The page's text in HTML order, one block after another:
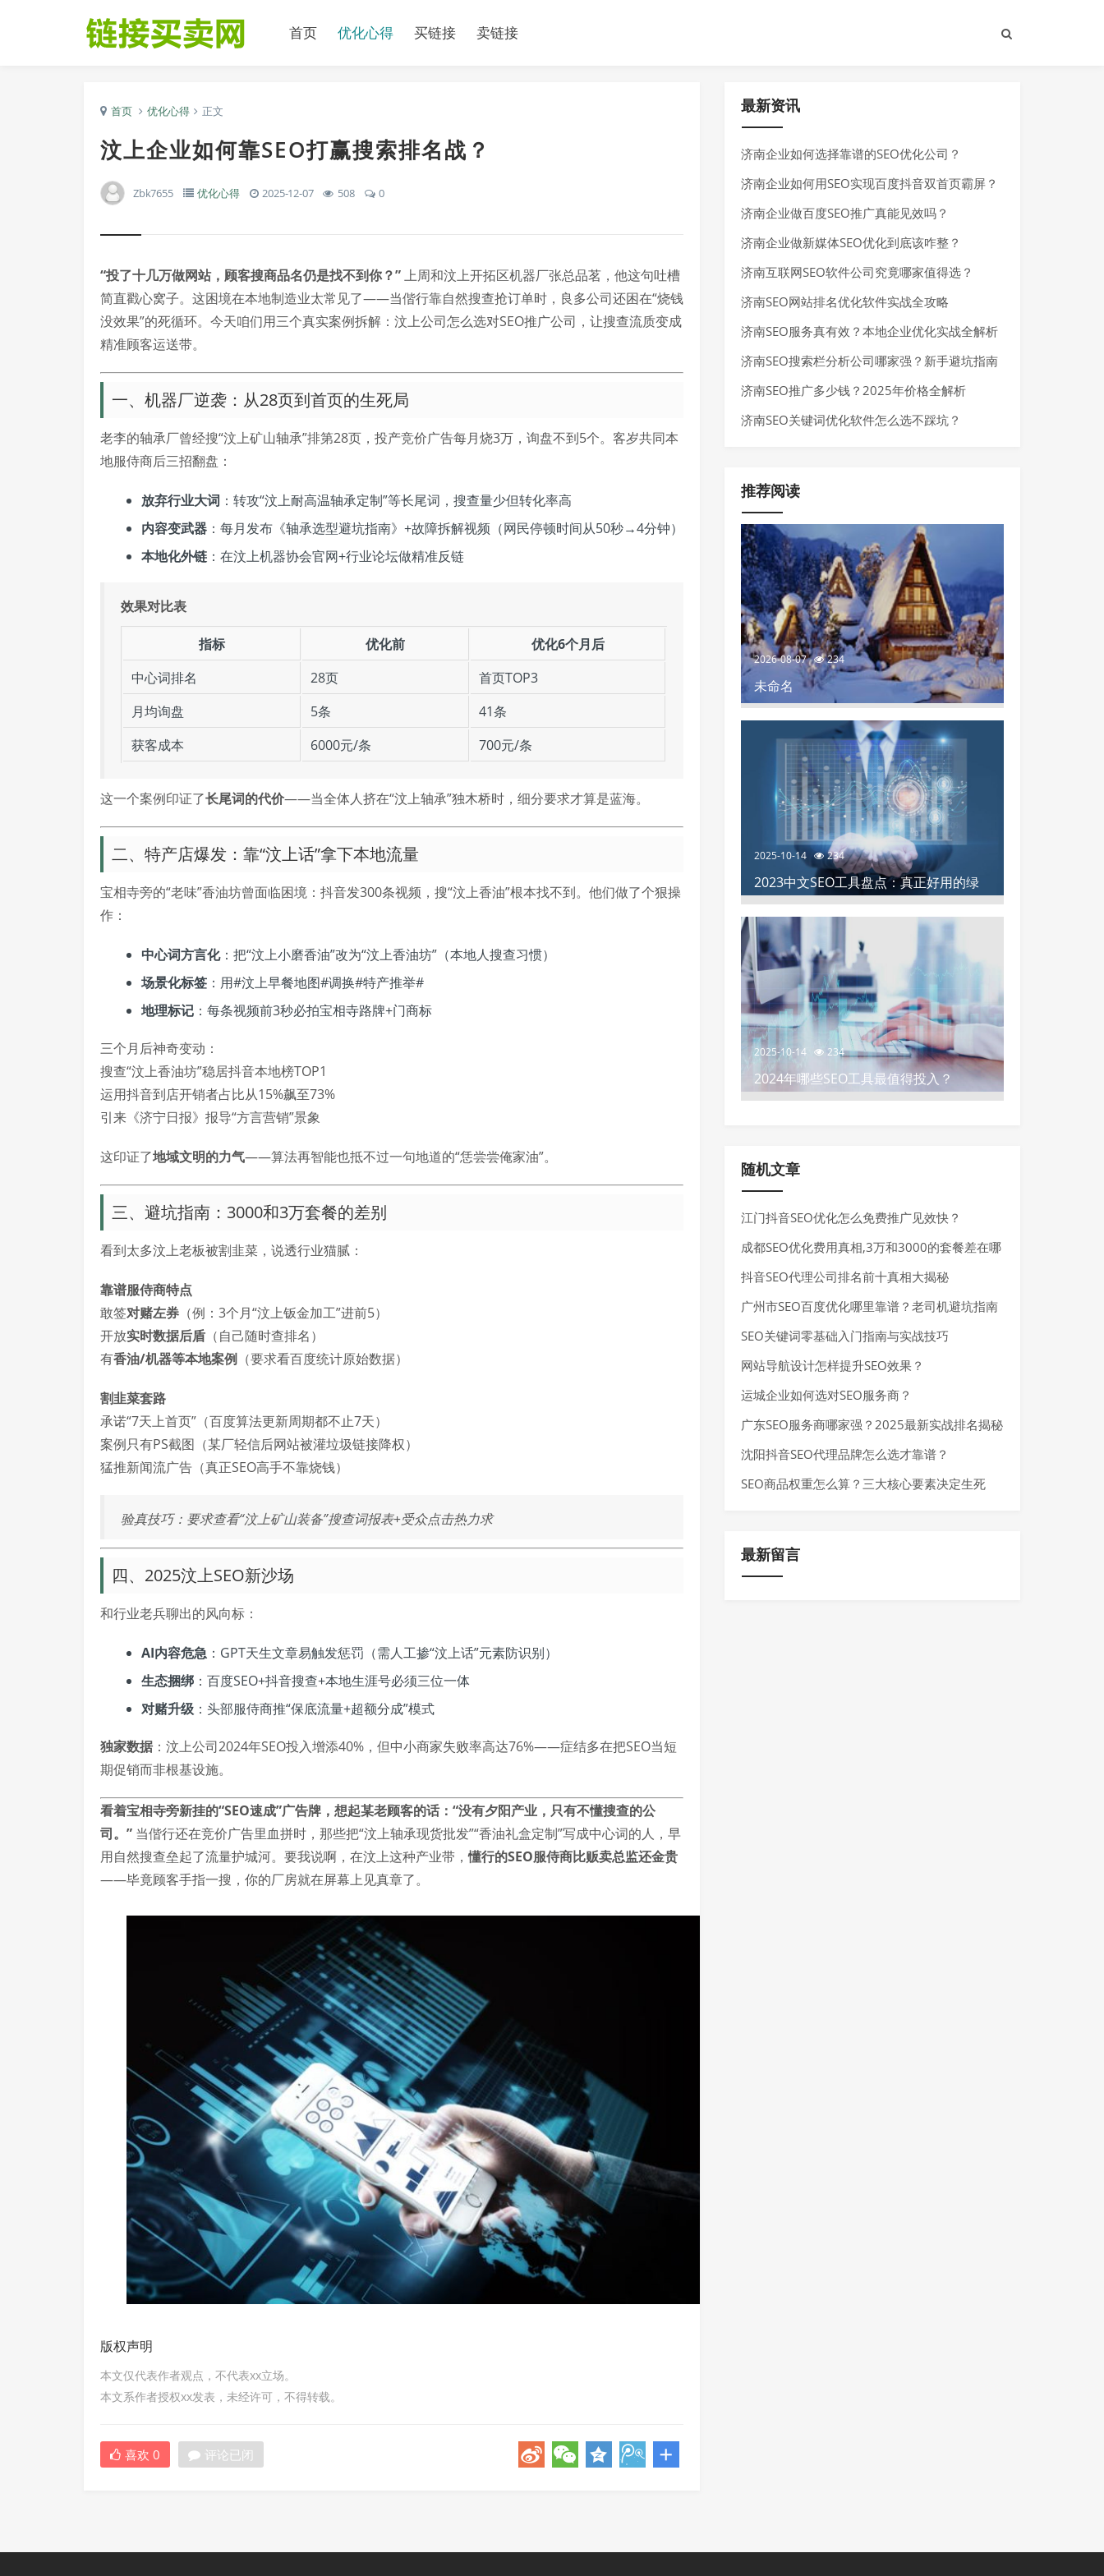
首页 优化心得 买链接 卖链接
首页 优化心得 正文
汶上企业如何靠SEO打赢搜索排名战？
Zbk7655 优化心得 2025-12-07 508 0
“投了十几万做网站，顾客搜商品名仍是找不到你？”上周和汶上开拓区机器厂张总品茗，他这句吐槽
简直戳心窝子。这困境在本地制造业太常见了——当偕行靠自然搜查抢订单时，良多公司还困在“烧钱
没效果”的死循环。今天咱们用三个真实案例拆解：汶上公司怎么选对SEO推广公司，让搜查流质变成
精准顾客运送带。
一、机器厂逆袭：从28页到首页的生死局
老李的轴承厂曾经搜“汶上矿山轴承”排第28页，投产竞价广告每月烧3万，询盘不到5个。客岁共同本
地服侍商后三招翻盘：
放弃行业大词 ：转攻“汶上耐高温轴承定制”等长尾词，搜查量少但转化率高
内容变武器 ：每月发布《轴承选型避坑指南》+故障拆解视频（网民停顿时间从50秒→4分钟）
本地化外链 ：在汶上机器协会官网+行业论坛做精准反链
效果对比表
指标 优化前
优化6个月后
中心词排名
28页
首页TOP3
月均询盘
5条
41条
获客成本
6000元/条 700元/条
这一个案例印证了长尾词的代价——当全体人挤在“汶上轴承”独木桥时，细分要求才算是蓝海。
二、特产店爆发：靠“汶上话”拿下本地流量
宝相寺旁的“老味”香油坊曾面临困境：抖音发300条视频，搜“汶上香油”根本找不到。他们做了个狠操
作：
中心词方言化：把“汶上小磨香油”改为“汶上香油坊”（本地人搜查习惯）
场景化标签 ：用#汶上早餐地图#调换#特产推举#
地理标记 ：每条视频前3秒必拍宝相寺路牌+门商标
三个月后神奇变动：
搜查“汶上香油坊”稳居抖音本地榜TOP1
运用抖音到店开销者占比从15%飙至73%
引来《济宁日报》报导“方言营销”景象
这印证了地域文明的力气——算法再智能也抵不过一句地道的“恁尝尝俺家油”。
三、避坑指南：3000和3万套餐的差别
看到太多汶上老板被割韭菜，说透行业猫腻：
靠谱服侍商特点
敢签对赌左券 （例：3个月“汶上钣金加工”进前5）
开放实时数据后盾 （自己随时查排名）
有香油/机器等本地案例 （要求看百度统计原始数据）
割韭菜套路
承诺“7天上首页”（百度算法更新周期都不止7天）
案例只有PS截图（某厂轻信后网站被灌垃圾链接降权）
猛推新闻流广告（真正SEO高手不靠烧钱）
验真技巧：要求查看“汶上矿山装备”搜查词报表+受众点击热力求
四、2025汶上SEO新沙场
和行业老兵聊出的风向标：
AI内容危急 ：GPT天生文章易触发惩罚（需人工掺“汶上话”元素防识别）
生态捆绑 ：百度SEO+抖音搜查+本地生涯号必须三位一体
对赌升级 ：头部服侍商推“保底流量+超额分成”模式
独家数据 ：汶上公司2024年SEO投入增添40%，但中小商家失败率高达76%——症结多在把SEO当短
期促销而非根基设施。
看着宝相寺旁新挂的“SEO速成”广告牌，想起某老顾客的话：“没有夕阳产业，只有不懂搜查的公
司。” 当偕行还在竞价广告里血拼时，那些把“汶上轴承现货批发”“香油礼盒定制”写成中心词的人，早
用自然搜查垒起了流量护城河。要我说啊，在汶上这种产业带，懂行的SEO服侍商比贩卖总监还金贵
——毕竟顾客手指一搜，你的厂房就在屏幕上见真章了。
版权声明
本文仅代表作者观点，不代表xx立场。
本文系作者授权xx发表，未经许可，不得转载。
喜欢 0 评论已闭
最新资讯
济南企业如何选择靠谱的SEO优化公司？
济南企业如何用SEO实现百度抖音双首页霸屏？
济南企业做百度SEO推广真能见效吗？
济南企业做新媒体SEO优化到底该咋整？
济南互联网SEO软件公司究竟哪家值得选？
济南SEO网站排名优化软件实战全攻略
济南SEO服务真有效？本地企业优化实战全解析
济南SEO搜索栏分析公司哪家强？新手避坑指南
来了
济南SEO推广多少钱？2025年价格全解析
济南SEO关键词优化软件怎么选不踩坑？
推荐阅读
2026-08-07 234
未命名
2025-10-14 234
2023中文SEO工具盘点：真正好用的绿
色软件推荐
2025-10-14 234
2024年哪些SEO工具最值得投入？
随机文章
江门抖音SEO优化怎么免费推广见效快？
成都SEO优化费用真相,3万和3000的套餐差在哪
抖音SEO代理公司排名前十真相大揭秘
广州市SEO百度优化哪里靠谱？老司机避坑指南
SEO关键词零基础入门指南与实战技巧
网站导航设计怎样提升SEO效果？
运城企业如何选对SEO服务商？
广东SEO服务商哪家强？2025最新实战排名揭秘
沈阳抖音SEO代理品牌怎么选才靠谱？
SEO商品权重怎么算？三大核心要素决定生死
最新留言